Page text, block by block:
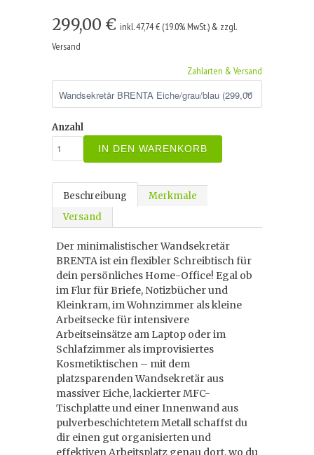
299,00 € inkl. 47,74 € (19.0% MwSt.) & zzgl.
Versand
Zahlarten & Versand
Anzahl
IN DEN WARENKORB
Beschreibung
Merkmale
Versand
Der minimalistischer Wandsekretär
BRENTA ist ein flexibler Schreibtisch für
dein persönliches Home-Office! Egal ob
im Flur für Briefe, Notizbücher und
Kleinkram, im Wohnzimmer als kleine
Arbeitsecke für intensivere
Arbeitseinsätze am Laptop oder im
Schlafzimmer als improvisiertes
Kosmetiktischen – mit dem
platzsparenden Wandsekretär aus
massiver Eiche, lackierter MFC-
Tischplatte und einer Innenwand aus
pulverbeschichtetem Metall schaffst du
dir einen gut organisierten und
effektiven Arbeitsplatz genau dort, wo du